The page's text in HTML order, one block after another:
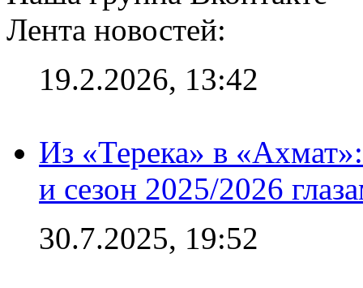
Лента новостей:
19.2.2026, 13:42
Из «Терека» в
и сезон 2025/2026
30.7.2025, 19:52